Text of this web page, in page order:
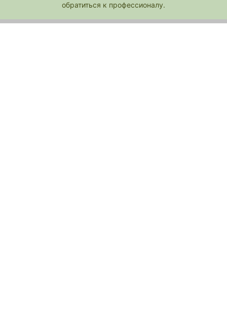
обратиться к профессионалу.